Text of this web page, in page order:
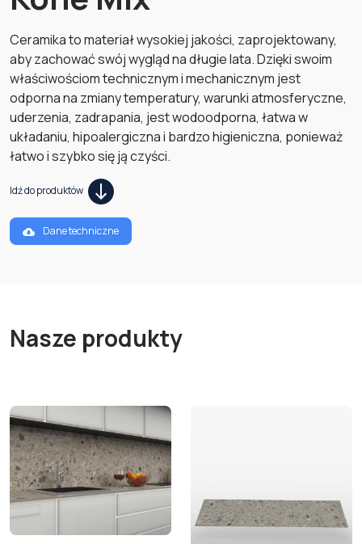
Ceramika to materiał wysokiej jakości, zaprojektowany,
aby zachować swój wygląd na długie lata. Dzięki swoim
właściwościom technicznym i mechanicznym jest
odporna na zmiany temperatury, warunki atmosferyczne,
uderzenia, zadrapania, jest wodoodporna, łatwa w
układaniu, hipoalergiczna i bardzo higieniczna, ponieważ
łatwo i szybko się ją czyści.
Idź do produktów
Dane techniczne
Nasze produkty